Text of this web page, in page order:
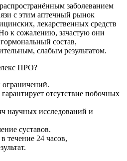
заболеванием
с этим аптечный рынок
лекарственных средств
к сожалению, зачастую они
состав,
слабым результатом.
ПРО?
ограничений.
отсутствие побочных
научных исследований и
суставов.
течение 24 часов,